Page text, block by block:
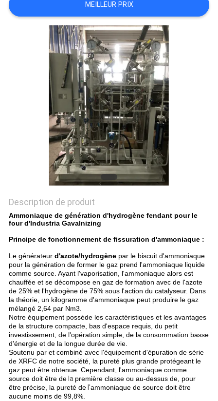
DEMANDEZ
UN DEVIS
POLITIQUE
CONFIDENTIALITÉ
MEILLEUR PRIX
Description de produit
Ammoniaque de génération d'hydrogène fendant pour le
four d'Industria Gavalnizing
Principede fonctionnement defissuration d'ammoniaque :
Le générateur d'azote/hydrogèneparle biscuit d'ammoniaque
pour la génération de former le gaz prend l'ammoniaque liquide
comme source. Ayant l'vaporisation, l'ammoniaque alors est
chauffée et se décompose en gaz de formation avec de l'azote
de 25% et l'hydrogène de 75% sous l'action du catalyseur. Dans
la théorie, un kilogramme d'ammoniaque peut produire le gaz
mélangé 2,64 par Nm3.
Notre équipement possède les caractéristiques et les avantages
de la structure compacte, bas d'espace requis, du petit
investissement, de l'opération simple, de la consommation basse
d'énergie et de la longue durée de vie.
Soutenu par et combiné avec l'équipement d'épuration de série
de XRFC de notre société, la pureté plus grande protégeant le
gaz peut être obtenue. Cependant, l'ammoniaque comme
source doit être dela première classe ou au-dessus de, pour
être précise, la pureté del'ammoniaque de source doit être
aucune moins de 99,8%.